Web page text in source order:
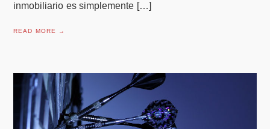
inmobiliario es simplemente […]
READ MORE →